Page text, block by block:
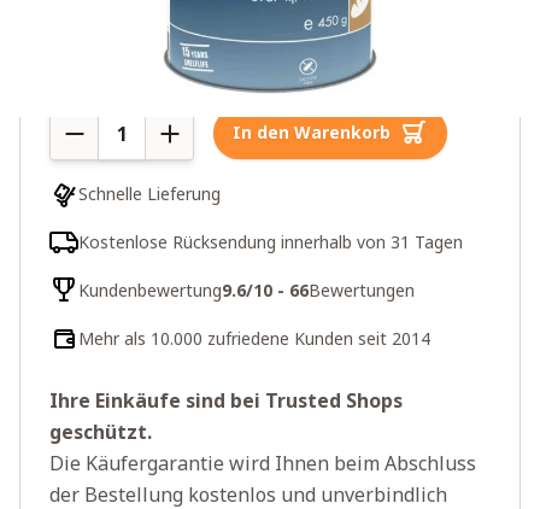
Menge In den Warenkorb
Schnelle Lieferung
Kostenlose Rücksendung innerhalb von 31 Tagen
Kundenbewertung9.6/10 - 66Bewertungen
Mehr als 10.000 zufriedene Kunden seit 2014
Ihre Einkäufe sind bei Trusted Shops
geschützt.
Die Käufergarantie wird Ihnen beim Abschluss
der Bestellung kostenlos und unverbindlich